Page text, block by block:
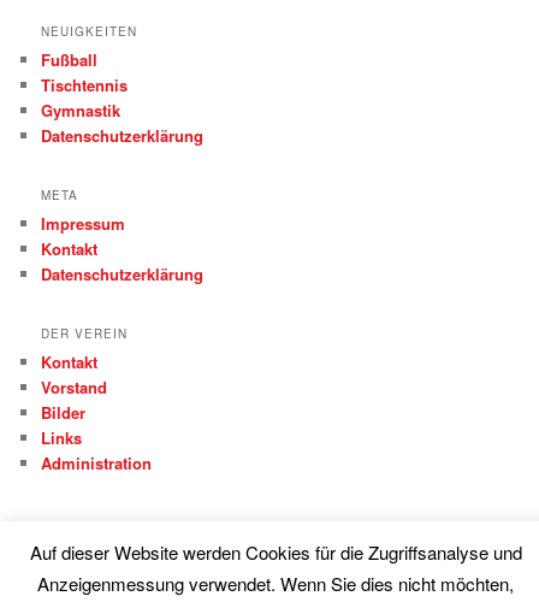
NEUIGKEITEN
Fußball
Tischtennis
Gymnastik
Datenschutzerklärung
META
Impressum
Kontakt
Datenschutzerklärung
DER VEREIN
Kontakt
Vorstand
Bilder
Links
Administration
Proudly powered by WordPress
Auf dieser Website werden Cookies für die Zugriffsanalyse und
Anzeigenmessung verwendet. Wenn Sie dies nicht möchten,